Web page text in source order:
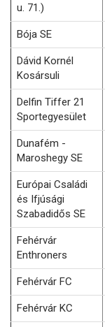
u. 71.)
Bója SE
Dávid Kornél
Kosársuli
Delfin Tiffer 21
Sportegyesület
Dunafém -
Maroshegy SE
Európai Családi
és Ifjúsági
Szabadidős SE
Fehérvár
Enthroners
Fehérvár FC
Fehérvár KC